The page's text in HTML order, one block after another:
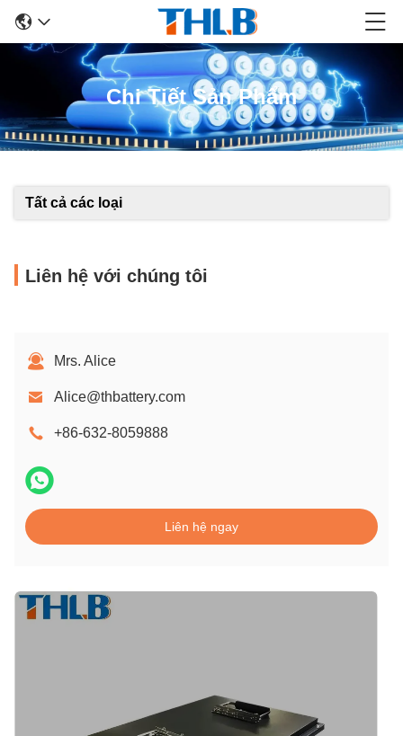
Chi Tiết Sản Phẩm
Tất cả các loại
Liên hệ với chúng tôi
Mrs. Alice
Alice@thbattery.com
+86-632-8059888
Liên hệ ngay